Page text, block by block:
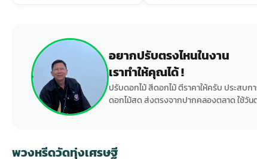
อยากปรับตรงไหนในงาน
เราทำให้คุณได้ !
ปรับดอกไม้ สีดอกไม้ ตีราคาให้ครับ ประสบก
ดอกไม้สด ส่งตรงจากปากคลองตลาด ใช้วัน
พวงหรีดวัดทุ่งเศรษฐี